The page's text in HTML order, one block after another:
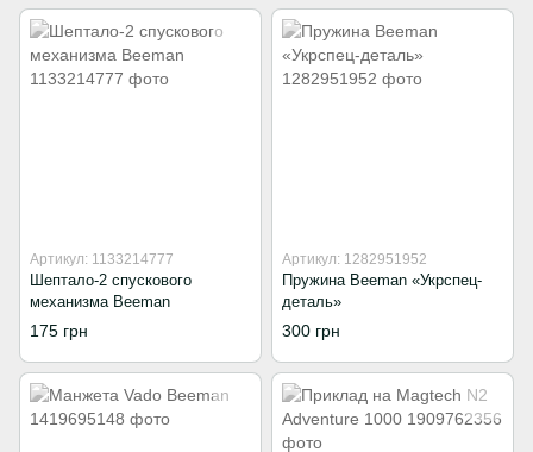
Артикул: 1133214777
Шептало-2 спускового
механизма Beeman
175 грн
Артикул: 1282951952
Пружина Beeman «Укрспец-
деталь»
300 грн